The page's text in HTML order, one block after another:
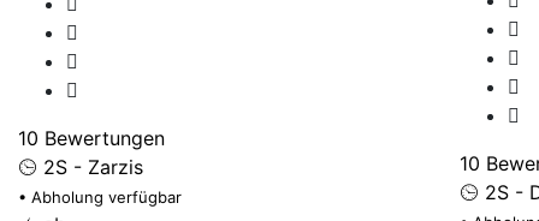
10 Bewertungen
2S - Zarzis
• Abholung verfügbar
10
2S -